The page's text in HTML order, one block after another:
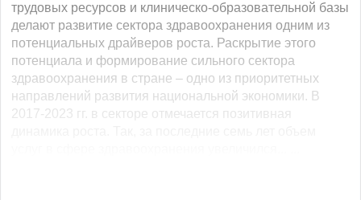
трудовых ресурсов и клиническо-образовательной базы
делают развитие сектора здравоохранения одним из
потенциальных драйверов роста. Раскрытие этого
потенциала и формирование сильного сектора
здравоохранения в стране – одно из приоритетных
направлений развития национальной экономики. В
2017-2023 гг. в секторе отмечается позитивная